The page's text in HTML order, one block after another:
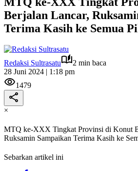
Berjalan Lancar,
Terima Kasih ke Semua
Redaksi Sultrasatu
2 min baca
28 Juni 2024 | 1:18 pm
1479
×
MTQ ke-XXX Tingkat Provinsi di Konut
Ruksamin Sampaikan Terima Kasih ke
Sebarkan artikel ini